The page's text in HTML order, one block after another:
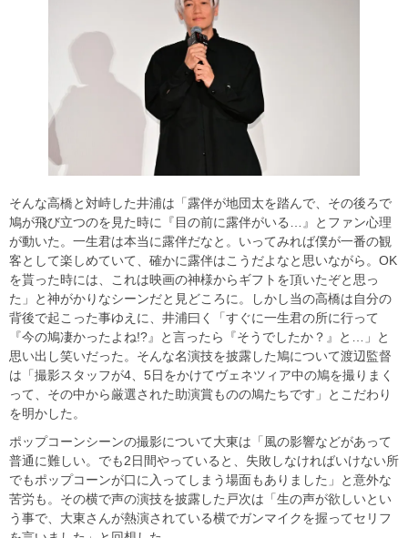
そんな高橋と対峙した井浦は「露伴が地団太を踏んで、その後ろで
鳩が飛び立つのを見た時に『目の前に露伴がいる…』とファン心理
が動いた。一生君は本当に露伴だなと。いってみれば僕が一番の観
客として楽しめていて、確かに露伴はこうだよなと思いながら。OK
を貰った時には、これは映画の神様からギフトを頂いたぞと思っ
た」と神がかりなシーンだと見どころに。しかし当の高橋は自分の
背後で起こった事ゆえに、井浦曰く「すぐに一生君の所に行って
『今の鳩凄かったよね!?』と言ったら『そうでしたか？』と…」と
思い出し笑いだった。そんな名演技を披露した鳩について渡辺監督
は「撮影スタッフが4、5日をかけてヴェネツィア中の鳩を撮りまく
って、その中から厳選された助演賞ものの鳩たちです」とこだわり
を明かした。
ポップコーンシーンの撮影について大東は「風の影響などがあって
普通に難しい。でも2日間やっていると、失敗しなければいけない所
でもポップコーンが口に入ってしまう場面もありました」と意外な
苦労も。その横で声の演技を披露した戸次は「生の声が欲しいとい
う事で、大東さんが熱演されている横でガンマイクを握ってセリフ